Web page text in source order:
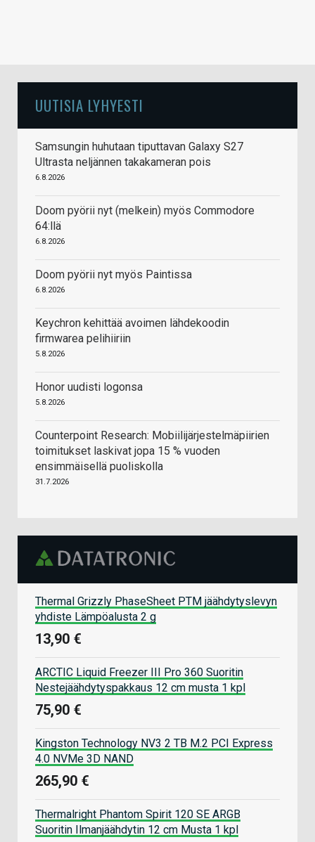
UUTISIA LYHYESTI
Samsungin huhutaan tiputtavan Galaxy S27
Ultrasta neljännen takakameran pois
6.8.2026
Doom pyörii nyt (melkein) myös Commodore
64:llä
6.8.2026
Doom pyörii nyt myös Paintissa
6.8.2026
Keychron kehittää avoimen lähdekoodin
firmwarea pelihiiriin
5.8.2026
Honor uudisti logonsa
5.8.2026
Counterpoint Research: Mobiilijärjestelmäpiirien
toimitukset laskivat jopa 15 % vuoden
ensimmäisellä puoliskolla
31.7.2026
Thermal Grizzly PhaseSheet PTM jäähdytyslevyn
yhdiste Lämpöalusta 2 g
13,90 €
ARCTIC Liquid Freezer III Pro 360 Suoritin
Nestejäähdytyspakkaus 12 cm musta 1 kpl
75,90 €
Kingston Technology NV3 2 TB M.2 PCI Express
4.0 NVMe 3D NAND
265,90 €
Thermalright Phantom Spirit 120 SE ARGB
Suoritin Ilmanjäähdytin 12 cm Musta 1 kpl